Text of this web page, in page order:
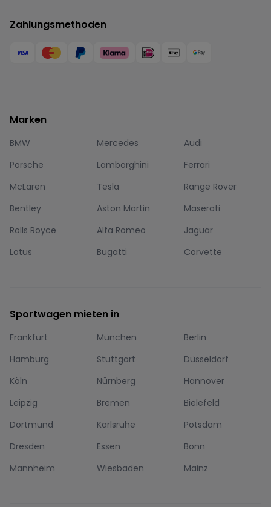
Zahlungsmethoden
Marken
BMW Mercedes
Audi
Porsche
Lamborghini
Ferrari
McLaren
Tesla
Range Rover
Bentley
Aston Martin
Maserati
Rolls Royce
Alfa Romeo
Jaguar
Lotus
Bugatti Corvette
Sportwagen mieten in
Frankfurt München
Berlin
Hamburg
Stuttgart
Düsseldorf
Köln
Nürnberg
Hannover
Leipzig
Bremen
Bielefeld
Dortmund
Karlsruhe
Potsdam
Dresden
Essen
Bonn
Mannheim
Wiesbaden Mainz